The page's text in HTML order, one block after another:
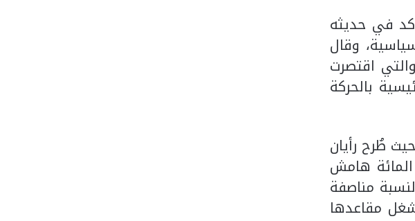
في حديثه
وقال
اقتصرت
رئيسية بالحركة
طُرح رأيان
يحصل كل طرف على 40 في المائة وترك 20 في المائة هامش
مناصفة
لشغل مقاعدها